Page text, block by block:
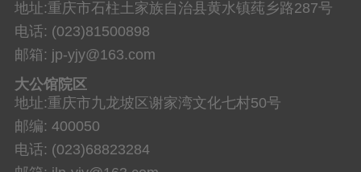
地址:重庆市石柱土家族自治县黄水镇莼乡路287号
电话: (023)81500898
邮箱: jp-yjy@163.com
大公馆院区
地址:重庆市九龙坡区谢家湾文化七村50号
邮编: 400050
电话: (023)68823284